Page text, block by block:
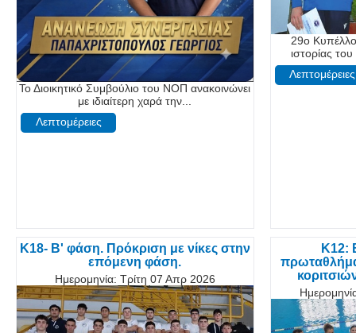
Το Διοικητικό Συμβούλιο του ΝΟΠ ανακοινώνει
με ιδιαίτερη χαρά την...
Λεπτομέρειες
29ο
ιστορίας
Λεπτομέρειες
K18- B' φάση. Πρόκριση με νίκες στην
επόμενη φάση.
Ημερομηνία: Τρίτη 07 Απρ 2026
Κ12: